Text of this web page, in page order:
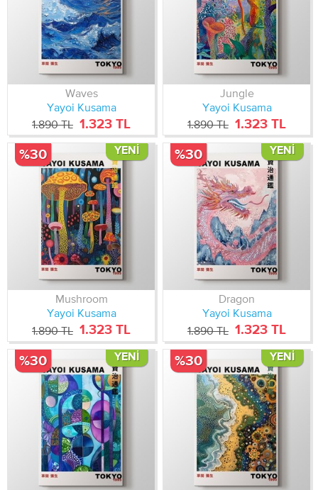
Waves
Yayoi Kusama
1.890 TL 1.323 TL
Jungle
Yayoi Kusama
1.890 TL 1.323 TL
YENI
Mushroom
Yayoi Kusama
1.890 TL 1.323 TL
%30 YENI
Dragon
Yayoi Kusama
1.890 TL 1.323 TL
%30
YENI
%30 YENI
%30